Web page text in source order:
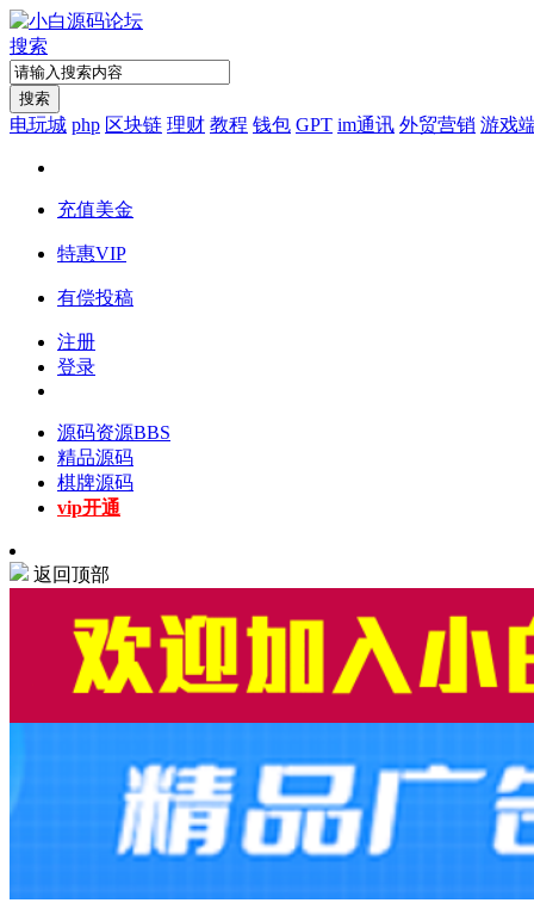
搜索
搜索
电玩城 php 区块链 理财 教程 钱包 GPT im通讯 外贸营销 游戏
充值美金
特惠VIP
有偿投稿
注册
登录
源码资源BBS
精品源码
棋牌源码
vip开通
返回顶部